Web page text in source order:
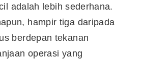
adalah lebih sederhana.
hampir tiga daripada
berdepan tekanan
operasi yang